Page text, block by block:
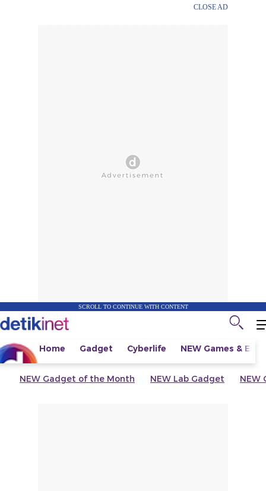
CLOSE AD
SCROLL TO CONTINUE WITH CONTENT
Home Gadget Cyberlife NEW Games &
NEW Gadget of the Month NEW Lab Gadget NEW